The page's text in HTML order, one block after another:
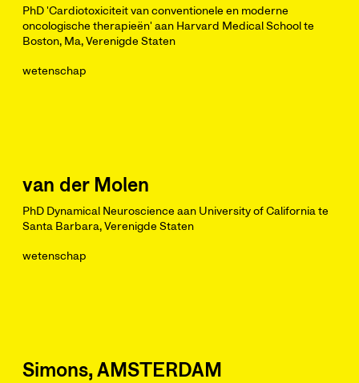
PhD 'Cardiotoxiciteit van conventionele en moderne
oncologische therapieën' aan Harvard Medical School te
Boston, Ma, Verenigde Staten
wetenschap
van der Molen
PhD Dynamical Neuroscience aan University of California te
Santa Barbara, Verenigde Staten
wetenschap
Simons, AMSTERDAM